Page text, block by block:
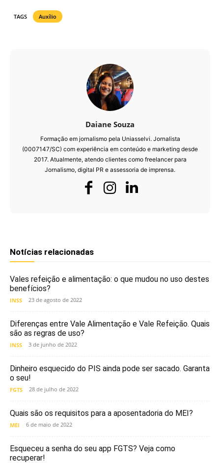
TAGS Auxílio
Daiane Souza
Formação em jornalismo pela Uniasselvi. Jornalista
(0007147/SC) com experiência em conteúdo e marketing desde
2017. Atualmente, atendo clientes como freelancer para
Jornalismo, digital PR e assessoria de imprensa.
Notícias relacionadas
Vales refeição e alimentação: o que mudou no uso destes
benefícios?
INSS 23 de agosto de 2022
Diferenças entre Vale Alimentação e Vale Refeição. Quais
são as regras de uso?
INSS 3 de junho de 2022
Dinheiro esquecido do PIS ainda pode ser sacado. Garanta
o seu!
FGTS 28 de julho de 2022
Quais são os requisitos para a aposentadoria do MEI?
MEI 6 de maio de 2022
Esqueceu a senha do seu app FGTS? Veja como
recuperar!